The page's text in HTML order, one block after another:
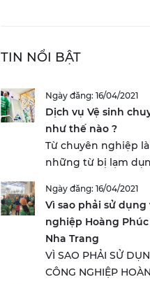
TIN NỔI BẬT
Ngày đăng: 16/04/2021
Dịch vụ Vệ sinh
như thế nào ?
Từ chuyên nghiệp
những từ bị lạm
Ngày đăng: 16/04/2021
Vì sao phải sử dụng
nghiệp Hoàng
Nha Trang
VÌ SAO PHẢI SỬ
CÔNG NGHIỆP